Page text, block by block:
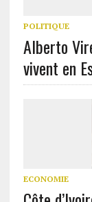
POLITIQUE
Alberto
vivent en
ECONOMIE